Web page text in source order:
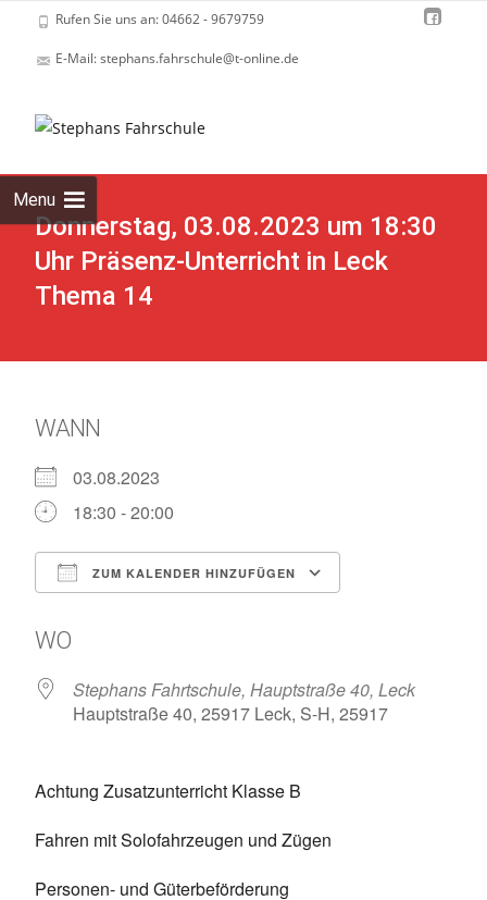
Rufen Sie uns an: 04662 - 9679759
E-Mail: stephans.fahrschule@t-online.de
Menu
Donnerstag, 03.08.2023 um 18:30
Uhr Präsenz-Unterricht in Leck
Thema 14
WANN
03.08.2023
18:30 - 20:00
ZUM KALENDER HINZUFÜGEN
WO
Stephans Fahrtschule, Hauptstraße 40, Leck
Hauptstraße 40, 25917 Leck, S-H, 25917
Achtung Zusatzunterricht Klasse B
Fahren mit Solofahrzeugen und Zügen
Personen- und Güterbeförderung